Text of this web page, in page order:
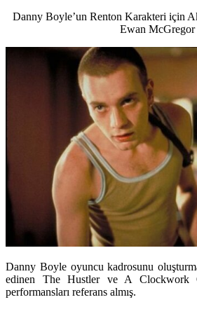
Danny Boyle’un Renton Karakteri için
Ewan McGregor
Danny Boyle oyuncu kadrosunu
edinen The Hustler ve A Clockwork
performansları referans almış.